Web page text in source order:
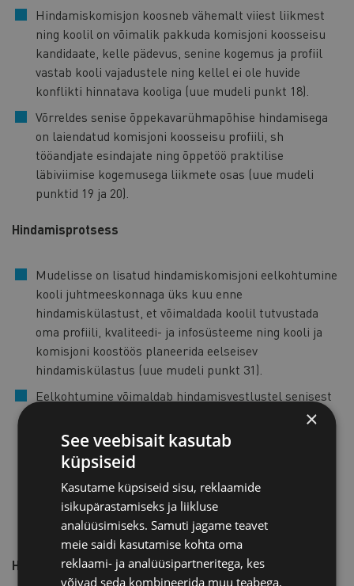
Hindamiskomisjon koosneb vähemalt viiest liikmest
ning koolil on võimalik pakkuda komisjoni koosseisu
kandidaate, kelle pädevus, senine kogemus ja profiil
vastab kooli vajadustele ning kellel ei ole huvide
konflikti hinnatava kooliga (uue mudeli punkt 18).
Võrreldes senise õppekavarühmapõhise hindamisega
on laiendatud komisjoni koosseisu profiili, sh
tööandjate esindajate ning õppetöö praktilise
läbiviimise kogemusega liikmete osas (uue mudeli
punktid 19 ja 20).
Hindamisprotsess
Mudelisse on lisatud hindamiskomisjoni eelkohtumine
kooli juhtmeeskonnaga üks kuu enne
hindamiskülastust, et võimaldada koolil tutvustada
oma profiili, kvaliteedi- ja infosüsteeme ning kooli ja
komisjoni koostöös planeerida eelseisev
hindamiskülastus (uue mudeli punkt 31).
Eelkohtumine võimaldab hindamisvestlustel senisest
osapooltega. Külastusel võib kavandada nii
sihtrühmapõhiseid kui temaatilisi vestlusi.
Temaatilistes vestlustes räägivad kaasa erinevad
osapooled. Temaatilise vestluse teema võiks olla
seotud mõne prioriteetse arengusuunaga (uue mudeli
punkt 33).
Hindamisaruanne
×
See veebisait kasutab
küpsiseid
Kasutame küpsiseid sisu, reklaamide
isikupärastamiseks ja liikluse
analüüsimiseks. Samuti jagame teavet
meie saidi kasutamise kohta oma
reklaami- ja analüüsipartneritega, kes
võivad seda kombineerida muu teabega,